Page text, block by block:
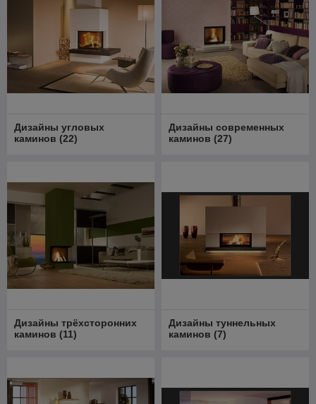
Дизайны угловых
каминов (22)
Дизайны современных
каминов (27)
Дизайны трёхсторонних
каминов (11)
Дизайны туннельных
каминов (7)